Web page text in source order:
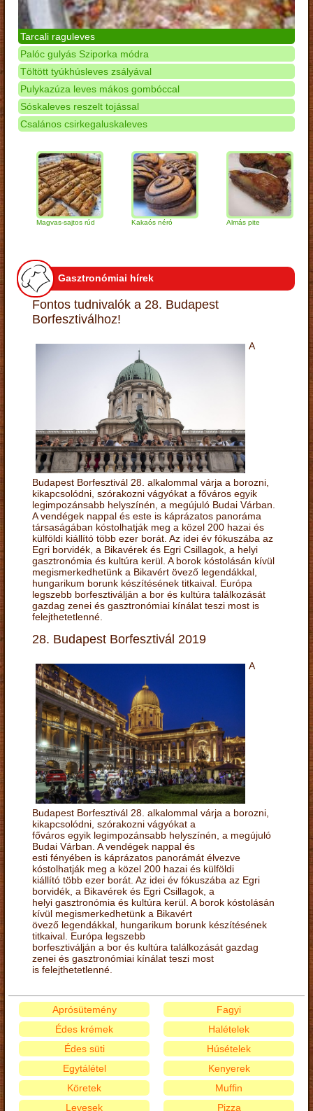
Tarcali raguleves
Palóc gulyás Sziporka módra
Töltött tyúkhúsleves zsályával
Pulykazúza leves mákos gombóccal
Sóskaleves reszelt tojással
Csalános csirkegaluskaleves
Magvas-sajtos rúd Kakaós néró Almás pite
Gasztronómiai hírek
Fontos tudnivalók a 28. Budapest
Borfesztiválhoz!
A
Budapest Borfesztivál 28. alkalommal várja a borozni,
kikapcsolódni, szórakozni vágyókat a főváros egyik
legimpozánsabb helyszínén, a megújuló Budai Várban.
A vendégek nappal és este is káprázatos panoráma
társaságában kóstolhatják meg a közel 200 hazai és
külföldi kiállító több ezer borát. Az idei év fókuszába az
Egri borvidék, a Bikavérek és Egri Csillagok, a helyi
gasztronómia és kultúra kerül. A borok kóstolásán kívül
megismerkedhetünk a Bikavért övező legendákkal,
hungarikum borunk készítésének titkaival. Európa
legszebb borfesztiválján a bor és kultúra találkozását
gazdag zenei és gasztronómiai kínálat teszi most is
felejthetetlenné.
28. Budapest Borfesztivál 2019
A
Budapest Borfesztivál 28. alkalommal várja a borozni,
kikapcsolódni, szórakozni vágyókat a
főváros egyik legimpozánsabb helyszínén, a megújuló
Budai Várban. A vendégek nappal és
esti fényében is káprázatos panorámát élvezve
kóstolhatják meg a közel 200 hazai és külföldi
kiállító több ezer borát. Az idei év fókuszába az Egri
borvidék, a Bikavérek és Egri Csillagok, a
helyi gasztronómia és kultúra kerül. A borok kóstolásán
kívül megismerkedhetünk a Bikavért
övező legendákkal, hungarikum borunk készítésének
titkaival. Európa legszebb
borfesztiválján a bor és kultúra találkozását gazdag
zenei és gasztronómiai kínálat teszi most
is felejthetetlenné.
Aprósütemény
Édes krémek
Édes süti
Egytálétel
Fagyi
Halételek
Húsételek
Kenyerek
Köretek
Levesek
Muffin
Pizza